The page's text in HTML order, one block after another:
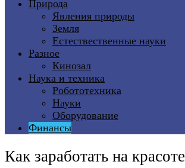
Природа
Явления природы
Земля
Естествественные науки
Разное
Кинозал
Наука и техника
Робототехника
Науки
Оборудование
Финансы
Как заработать на красоте